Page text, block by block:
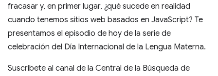
fracasar y, en primer lugar, ¿qué sucede en realidad
cuando tenemos sitios web basados en JavaScript? Te
presentamos el episodio de hoy de la serie de
celebración del Día Internacional de la Lengua Materna.
Suscríbete al canal de la Central de la Búsqueda de